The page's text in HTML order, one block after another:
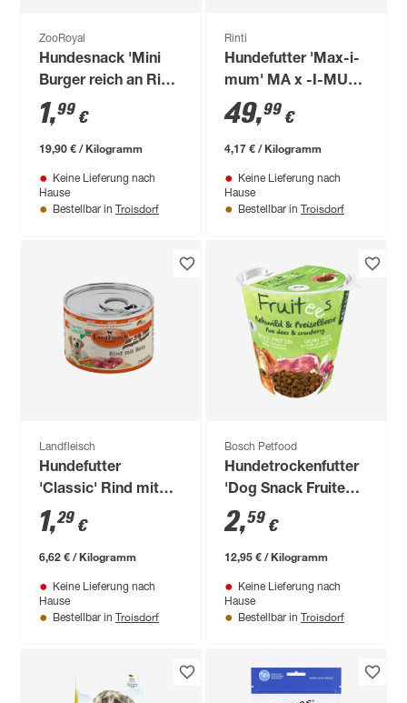
ZooRoyal
Hundesnack 'Mini
Burger reich an Rind'
100 g
1,99 €
19,90 € / Kilogramm
Keine Lieferung nach
Hause
Bestellbar in Troisdorf
Rinti
Hundefutter 'Max-i-
mum' MA x -I-MUM
LAR gE 12 kg
49,99 €
4,17 € / Kilogramm
Keine Lieferung nach
Hause
Bestellbar in Troisdorf
Landfleisch
Hundefutter
'Classic' Rind mit
Reis 195 g
1,29 €
6,62 € / Kilogramm
Keine Lieferung nach
Hause
Bestellbar in Troisdorf
Bosch Petfood
Hundetrockenfutter
'Dog Snack Fruitees'
Rehwild und
Preiselbeeren 200 g
2,59 €
12,95 € / Kilogramm
Keine Lieferung nach
Hause
Bestellbar in Troisdorf